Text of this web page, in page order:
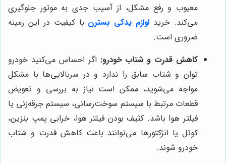
معیوب و رفع مشکل، از آسیب جدی به موتور جلوگیری
می‌کند. خرید لوازم یدکی بسترن با کیفیت در این زمینه
ضروری است.
کاهش قدرت و شتاب خودرو: اگر احساس می‌کنید خودرو
توان و شتاب سابق را ندارد و در سربالایی‌ها با مشکل
مواجه می‌شوید، ممکن است نیاز به بررسی و تعویض
قطعات مرتبط با سیستم سوخت‌رسانی، سیستم جرقه‌زنی یا
فیلتر هوا باشد. کثیف بودن فیلتر هوا، خرابی پمپ بنزین،
کوئل یا انژکتورها می‌توانند باعث کاهش قدرت و شتاب
خودرو شوند.